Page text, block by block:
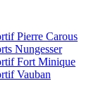
Pierre Carous
Nungesser
Fort Minique
Vauban